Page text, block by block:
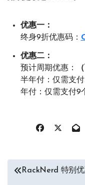
优惠一：
终身9折优惠码：
优惠二：
预计周期优惠：
半年付：仅需支付
年付：仅需支付9
文 RackNerd 特别